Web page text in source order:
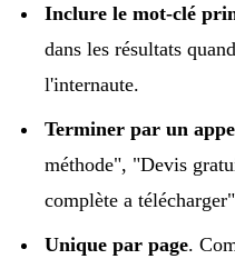
Inclure le mot-clé
dans les résultats
l'internaute.
Terminer par un
méthode", "Devis
complète a
Unique par page.